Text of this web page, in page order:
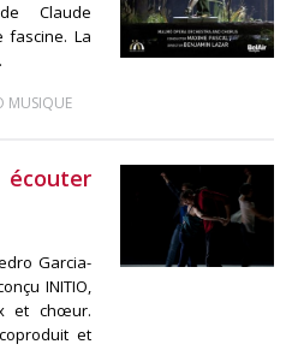
Claude
fascine. La
MUSIQUE
Garcia-
INITIO,
et chœur.
et